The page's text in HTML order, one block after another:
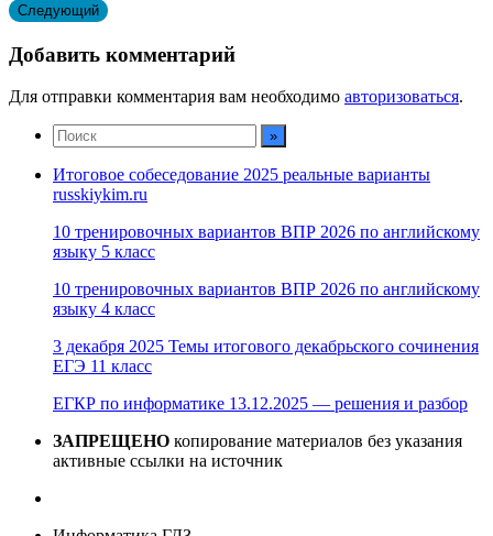
Следующий
Добавить комментарий
Для отправки комментария вам необходимо авторизоваться.
Итоговое собеседование 2025 реальные варианты
russkiykim.ru
10 тренировочных вариантов ВПР 2026 по английскому
языку 5 класс
10 тренировочных вариантов ВПР 2026 по английскому
языку 4 класс
3 декабря 2025 Темы итогового декабрьского сочинения
ЕГЭ 11 класс
ЕГКР по информатике 13.12.2025 — решения и разбор
ЗАПРЕЩЕНО копирование материалов без указания
активные ссылки на источник